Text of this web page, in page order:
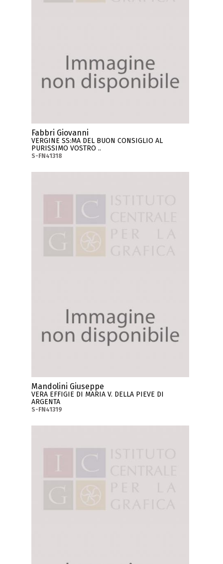
Fabbri Giovanni
VERGINE SS:MA DEL BUON CONSIGLIO AL
PURISSIMO VOSTRO ..
S-FN41318
Mandolini Giuseppe
VERA EFFIGIE DI MARIA V. DELLA PIEVE DI
ARGENTA
S-FN41319